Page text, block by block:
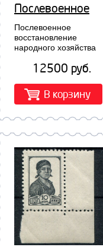
Послевоенное
восстановление
народного
хозяйства СССР.
Без перфорации.
Квартблоки.1111-
1121
Послевоенное
восстановление
народного хозяйства
Квартблоки.1111-1121...
12500 руб.
В корзину